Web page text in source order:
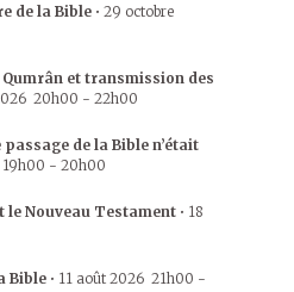
de la Bible • 29 octobre
Qumrân et transmission des
20h00 - 22h00
de la Bible n’était
19h00 - 20h00
le Nouveau Testament • 18
Bible • 11 août 2026 21h00 -